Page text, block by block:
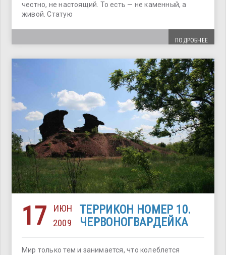
честно, не настоящий. То есть — не каменный, а
живой. Статую
ПОДРОБНЕЕ
17
ИЮН
2009
ТЕРРИКОН НОМЕР 10.
ЧЕРВОНОГВАРДЕЙКА
Мир только тем и занимается, что колеблется